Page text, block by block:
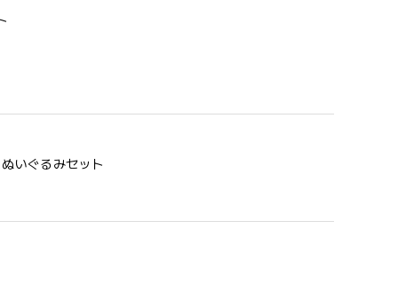
いぐるみセット